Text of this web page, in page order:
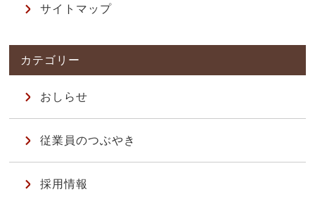
サイトマップ
おしらせ
従業員のつぶやき
採用情報